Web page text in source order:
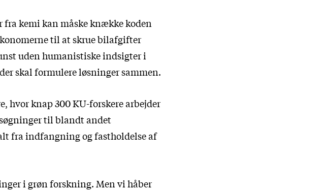
fra kemi kan måske knække koden
til at skrue bilafgifter
uden humanistiske indsigter i
skal formulere løsninger sammen.
hvor knap 300 KU-forskere arbejder
til blandt andet
fra indfangning og fastholdelse af
i grøn forskning. Men vi håber